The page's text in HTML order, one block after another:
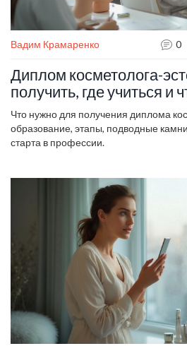
Вадим Крамаренко 0
Диплом косметолога-
получить, где учиться и
Что нужно для получения диплома
образование, этапы, подводные
старта в профессии.